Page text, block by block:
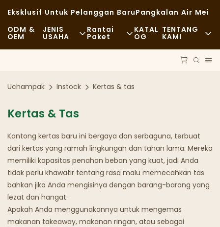
Eksklusif Untuk Pelanggan BaruPangkalan Air Mei
ODM &
OEM
JENIS
USAHA
Prasmanan
Truk Makanan
Toko Roti
Sendok Berminyak
Rantai
Paket
KATAL
OG
TENTANG
KAMI
Blog
Uchampak Instock Kertas & tas
Kertas & Tas
Kantong kertas baru ini bergaya dan serbaguna, terbuat
dari kertas yang ramah lingkungan dan tahan lama. Mereka
memiliki kapasitas penahan beban yang kuat, jadi Anda
tidak perlu khawatir tentang rasa malu memecahkan tas
bahkan jika Anda mengisinya dengan barang-barang yang
lezat dan hangat.
Apakah Anda menggunakannya untuk mengemas
makanan takeaway, makanan ringan, atau sebagai